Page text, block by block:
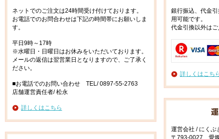
ネットでのご注文は24時間受け付けております。
お電話でのお問合わせは下記の時間帯にお願いしま
す。
平日9時～17時
※水曜日・日曜日はお休みをいただいております。
メールの返信は翌営業日となりますので、ご了承く
ださい。
■お電話でのお問い合わせ TEL/ 0897-55-2763
店舗運営責任者/ 松永
詳しくはこちら
銀行振込、代金
用可能です。
代金引換以外は
詳しくはこち
運営会社 / にくぶ
〒793-0027 愛